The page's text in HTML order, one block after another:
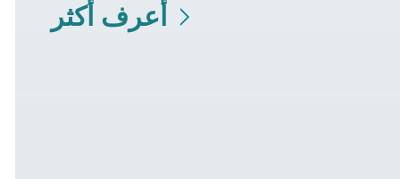
أعرف أكثر